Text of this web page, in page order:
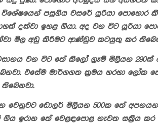
විශේෂයෙන් පසුගිය වසරේ යූරියා පොහොර
දක්වා ඉහළ ගියා. අද වන විට යූරියා
මිල අඩු කිරීමට ආණ්ඩුව කටයුතු කර
වන විට තේ කිලෝ ග්‍රෑම් මිලියන
එසේම මාර්ගගත ක්‍රමය හරහා ලෝක
වෙනුවට ඩොලර් මිලියන 500ක තේ
ඉරාන තේ වෙළඳපොළ නැවත සක්‍රිය කර